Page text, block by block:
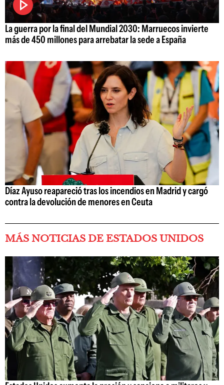
La guerra por la final del Mundial 2030: Marruecos invierte
más de 450 millones para arrebatar la sede a España
Díaz Ayuso reapareció tras los incendios en Madrid y cargó
contra la devolución de menores en Ceuta
MÁS NOTICIAS DE ESTADOS UNIDOS